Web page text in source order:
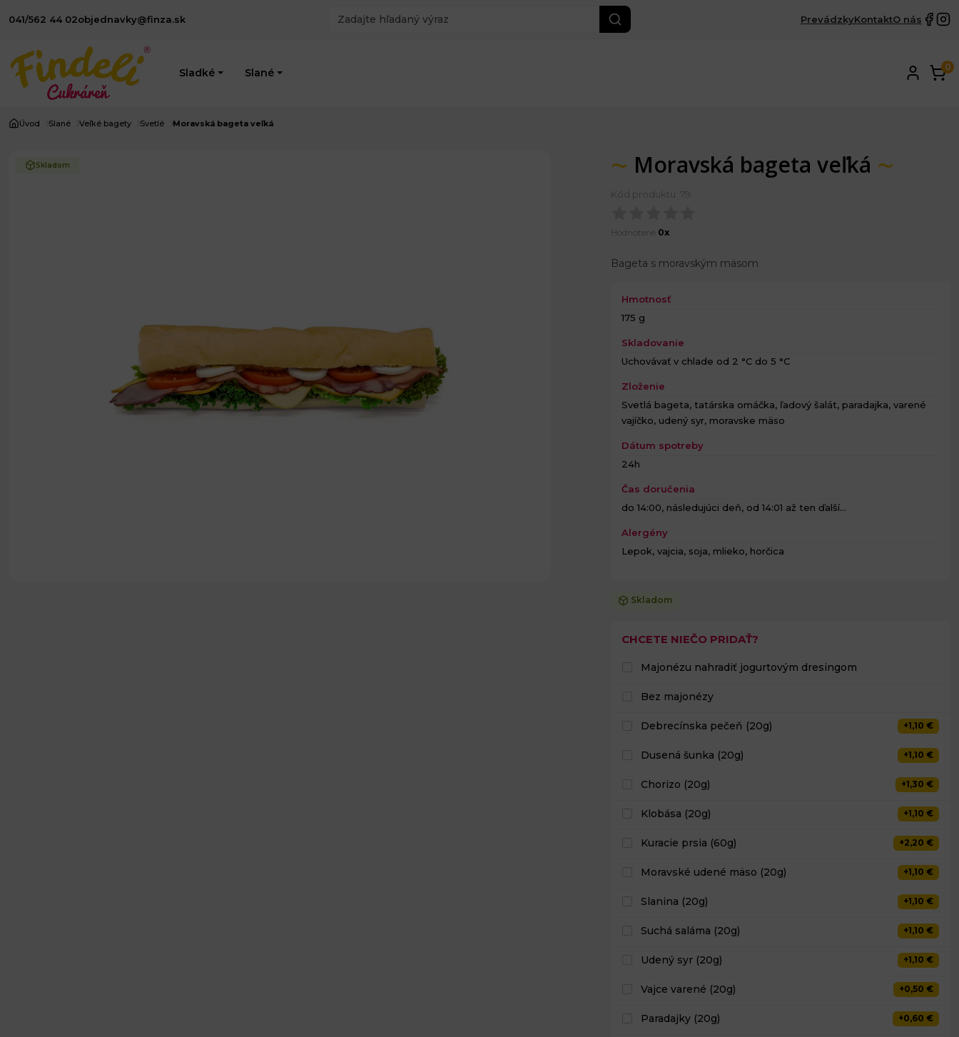
041/562 44 02objednavky@finza.sk PrevádzkyKontaktO nás
Sladké Slané 0
Úvod Slané Veľké bagety Svetlé Moravská bageta veľká
Skladom Moravská bageta veľká
Kód produktu: 79
Hodnotené 0x
Bageta s moravským mäsom
Hmotnosť
175 g
Skladovanie
Uchovávať v chlade od 2 °C do 5 °C
Zloženie
Svetlá bageta, tatárska omáčka, ľadový šalát, paradajka, varené
vajíčko, udený syr, moravske mäso
Dátum spotreby
24h
Čas doručenia
do 14:00, následujúci deň, od 14:01 až ten ďalší...
Alergény
Lepok, vajcia, soja, mlieko, horčica
Skladom
CHCETE NIEČO PRIDAŤ?
Majonézu nahradiť jogurtovým dresingom
Bez majonézy
Debrecínska pečeň (20g) +1,10 €
Dusená šunka (20g) +1,10 €
Chorizo (20g) +1,30 €
Klobása (20g) +1,10 €
Kuracie prsia (60g) +2,20 €
Moravské udené mäso (20g) +1,10 €
Slanina (20g) +1,10 €
Suchá saláma (20g) +1,10 €
Udený syr (20g) +1,10 €
Vajce varené (20g) +0,50 €
Paradajky (20g) +0,60 €